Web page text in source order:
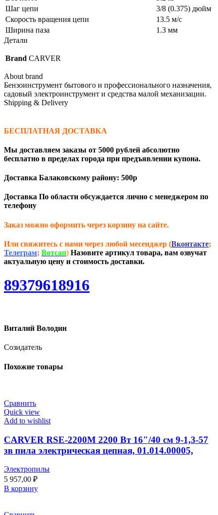
Шаг цепи
3/8 (0.375) дюйм
Скорость вращения цепи
13.5 м/с
Ширина паза
1.3 мм
Детали
Brand CARVER
About brand
Бензоинструмент бытового и профессионального назначения,
садовый электроинструмент и средства малой механизации.
Shipping & Delivery
БЕСПЛАТНАЯ ДОСТАВКА
Мы доставляем заказы от 5000 рублей абсолютно
бесплатно в пределах города при предъявлении купона.
Доставка Балаковскому району: 500р
Доставка По области обсуждается лично с менеджером по
телефону
Заказ можно оформить через корзину на сайте.
Или свяжитесь с нами через любой месенджер (Вконтакте;
Телеграм; Вотсап) Назовите артикул товара, вам озвучат
актуальную цену и стоимость доставки.
89379618916
Виталий Володин
Созидатель
Похожие товары
Сравнить
Quick view
Add to wishlist
CARVER RSE-2200М 2200 Вт 16″/40 см 9-1,3-57
зв пила электрическая цепная, 01.014.00005,
Электропилы
5 957,00 ₽
В корзину